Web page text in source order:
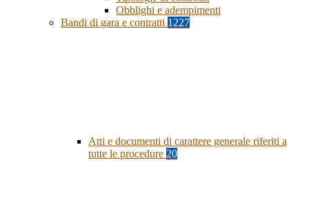
Obblighi e adempimenti
Bandi di gara e contratti 1227
Atti e documenti di carattere generale riferiti a
tutte le procedure 20